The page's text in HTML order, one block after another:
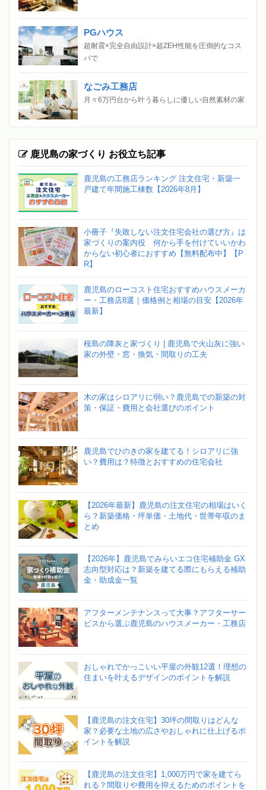
PGハウス
超耐震×完全自由設計×超ZEH性能を圧倒的なコス
パで
なごみ工務店
月々6万円台から叶う暮らしに優しい自然素材の家
鹿児島の家づくり お役立ち記事
鹿児島の工務店ランキング 注文住宅・新築一
戸建て年間施工棟数【2026年8月】
小冊子『失敗しない注文住宅会社の選び方』は
家づくりの案内役 何から手を付けていいかわ
からない初心者におすすめ【無料配布中】【P
R】
鹿児島のローコスト住宅おすすめハウスメーカ
ー・工務店8選｜価格例と相場の目安【2026年
最新】
桜島の降灰と家づくり | 鹿児島で火山灰に強い
家の外壁・窓・換気・間取りの工夫
木の家はシロアリに弱い？鹿児島での新築の対
策・保証・費用と会社選びのポイント
鹿児島でひのきの家を建てる！シロアリに強
い？費用は？特徴とおすすめの住宅会社
【2026年最新】鹿児島の注文住宅の相場はいく
ら？新築価格・坪単価・土地代・世帯年収のま
とめ
【2026年】鹿児島でみらいエコ住宅補助金 GX
志向型対応は？新築を建てる際にもらえる補助
金・助成金一覧
アフターメンテナンスって大事？アフターサー
ビスから選ぶ鹿児島のハウスメーカー・工務店
おしゃれでかっこいい平屋の外観12選！理想の
住まいを叶えるデザインのポイントを解説
【鹿児島の注文住宅】30坪の間取りはどんな
家？必要な土地の広さやおしゃれに仕上げるポ
イントを解説
【鹿児島の注文住宅】1,000万円で家を建てら
れる？間取りや費用を抑えるためのポイントを